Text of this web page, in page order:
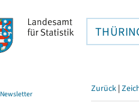
Newsletter Zurück |